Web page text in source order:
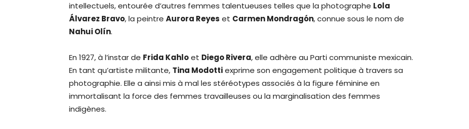
intellectuels, entourée d’autres femmes talentueuses telles que la photographe Lola
Álvarez Bravo, la peintre Aurora Reyes et Carmen Mondragón, connue sous le nom de
Nahui Olín.
En 1927, à l’instar de Frida Kahloet Diego Rivera, elle adhère au Parti communiste mexicain.
En tant qu’artiste militante, Tina Modottiexprime son engagement politique à travers sa
photographie. Elle a ainsi mis à mal les stéréotypes associés à la figure féminine en
immortalisant la force des femmes travailleuses ou la marginalisation des femmes
indigènes.